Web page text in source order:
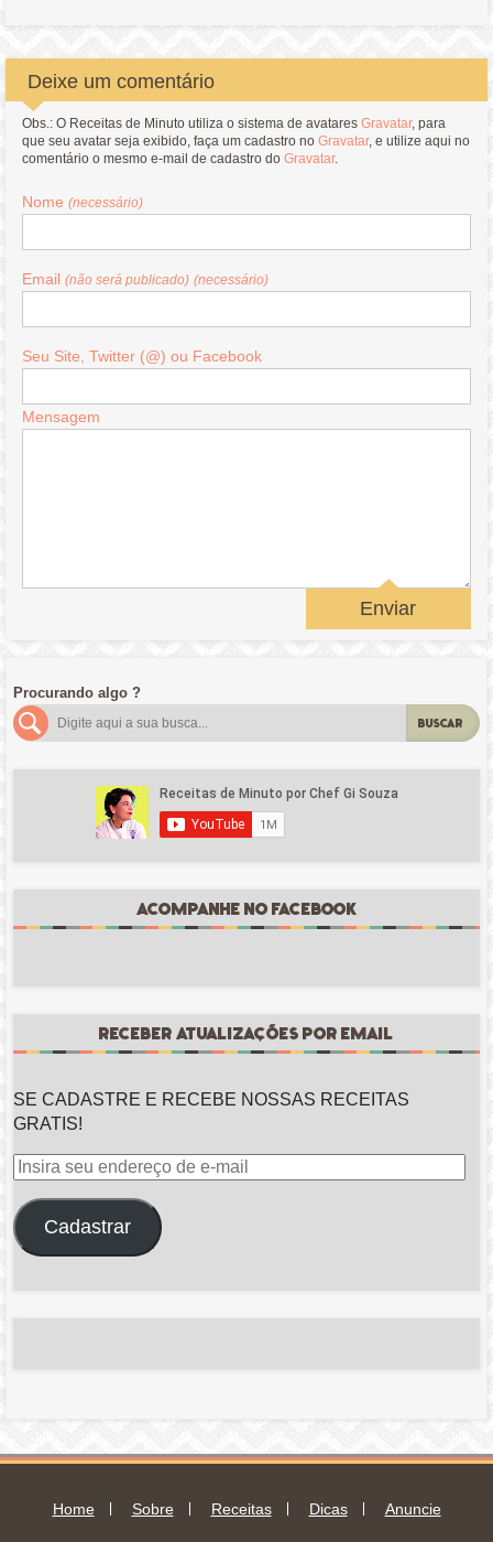
Deixe um comentário
Obs.: O Receitas de Minuto utiliza o sistema de avataresGravatar, para
que seu avatar seja exibido, faça um cadastro noGravatar, e utilize aqui no
comentário o mesmo e-mail de cadastro doGravatar.
Nome(necessário)
Email(não será publicado) (necessário)
Seu Site, Twitter (@) ou Facebook
Mensagem
Enviar
Procurando algo ?
BUSCAR
ACOMPANHE NO FACEBOOK
RECEBER ATUALIZAÇÕES POR EMAIL
SE CADASTRE E RECEBE NOSSAS RECEITAS
GRATIS!
Insira
endereço
de
Cadastrar
Home Sobre Receitas Dicas Anuncie